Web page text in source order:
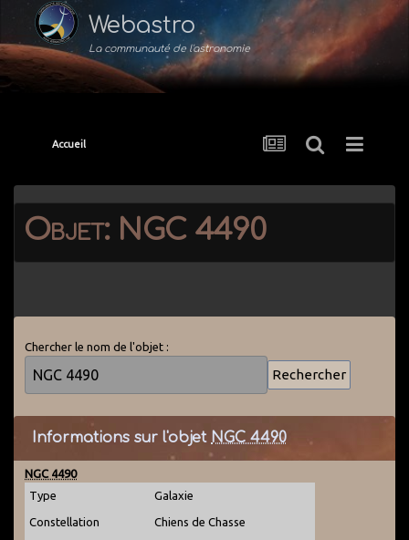
Webastro
La communauté de l'astronomie
Accueil
Objet: NGC 4490
Chercher le nom de l'objet :
Informations sur l'objet NGC 4490
NGC 4490
Type
Galaxie
Constellation Chiens de Chasse